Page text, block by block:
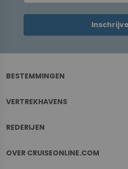
BESTEMMINGEN
VERTREKHAVENS
REDERIJEN
OVER CRUISEONLINE.COM